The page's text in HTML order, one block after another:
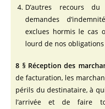
D’autres recours
demandes
exclues hormis le cas
lourd de nos
8 § Réception des
de facturation, les
périls du destinataire, à
l’arrivée et de faire